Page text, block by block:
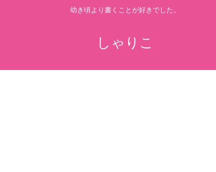
幼き頃より書くことが好きでした。
しゃりこ